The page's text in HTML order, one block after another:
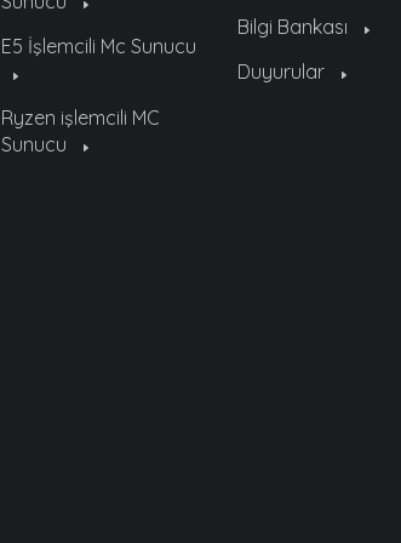
E5 İşlemcili Mc Sunucu
Ryzen işlemcili MC
Sunucu
Bilgi Bankası
Duyurular